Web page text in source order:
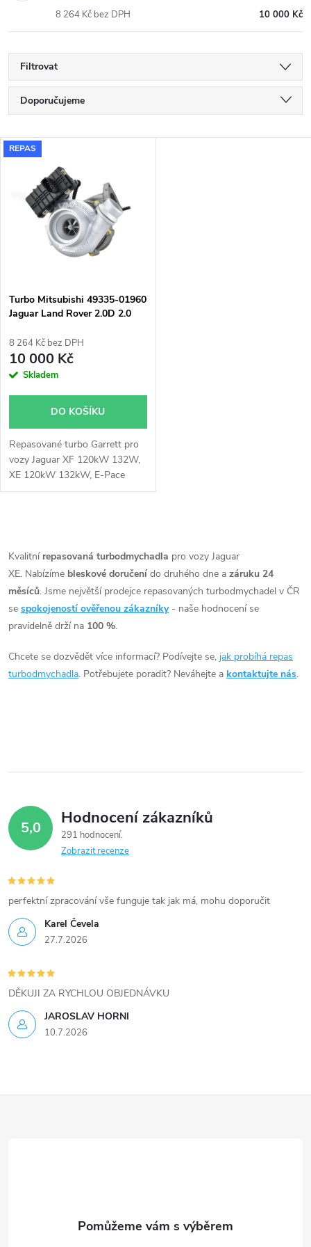
10 000 Kč
8 264 Kč bez DPH
Filtrovat
Ř
a
p
r
o
u
k
ů
Doporučujeme
Nejdražší
Nejprodávanější
Abecedně
V
s
p
r
o
d
u
k
ů
REPAS
Turbo Mitsubishi 49335-01960
Jaguar Land Rover 2.0D 2.0
8 264 Kč bez DPH
10 000 Kč
Skladem
DO KOŠÍKU
Repasované turbo Garrett pro
vozy Jaguar XF 120kW 132W,
XE 120kW 132kW, E-Pace
110kW 132kW, F-Pace 120kW
Range Rover Velar 132kW
177kW
v
l
á
a
v
k
v
ý
p
i
s
u
Kvalitní repasovaná turbodmychadla pro vozy Jaguar
XE. Nabízíme bleskové doručení do druhého dne a záruku 24
měsíců. Jsme největší prodejce repasovaných turbodmychadel v ČR
se spokojeností ověřenou zákazníky - naše hodnocení se
pravidelně drží na 100 %.
Chcete se dozvědět více informací? Podívejte se, jak probíhá repas
turbodmychadla. Potřebujete poradit? Neváhejte a kontaktujte nás.
5,0 Hodnocení zákazníků
291 hodnocení
Zobrazit recenze
Karel Čevela
27.7.2026
perfektní zpracování vše funguje tak jak má, mohu doporučit
JAROSLAV HORNI
10.7.2026
DĚKUJI ZA RYCHLOU OBJEDNÁVKU